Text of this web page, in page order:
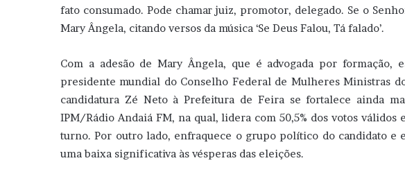
fato consumado. Pode chamar juiz, promotor, delegado. Se o
Mary Ângela, citando versos da música ‘Se Deus Falou, Tá falado’.
Com a adesão de Mary Ângela, que é advogada por formação,
presidente mundial do Conselho Federal de Mulheres Ministras
candidatura Zé Neto à Prefeitura de Feira se fortalece ainda
IPM/Rádio Andaiá FM, na qual, lidera com 50,5% dos votos
turno. Por outro lado, enfraquece o grupo político do candidato e
uma baixa significativa às vésperas das eleições.